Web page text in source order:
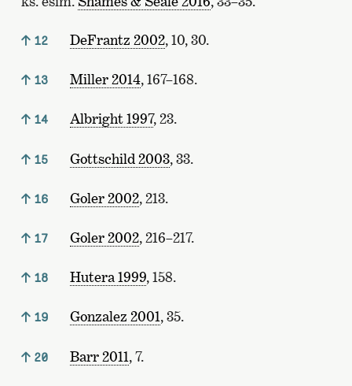
12 DeFrantz 2002, 10, 30.
13 Miller 2014, 167–168.
14 Albright 1997, 23.
15 Gottschild 2003, 33.
16 Goler 2002, 213.
17 Goler 2002, 216–217.
18 Hutera 1999, 158.
19 Gonzalez 2001, 35.
20 Barr 2011, 7.